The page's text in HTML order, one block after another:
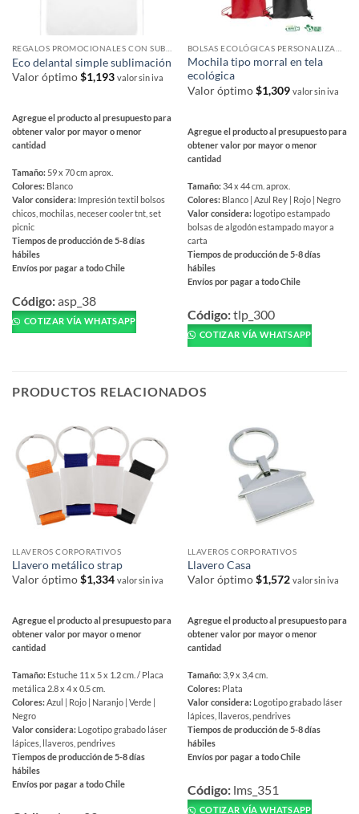
REGALOS PROMOCIONALES CON SUBLIMACIÓN
Eco delantal simple sublimación
Valor óptimo$1,193 valor sin iva
Agregue el producto al presupuesto para
obtener valor por mayor o menor
cantidad
Tamaño: 59 x 70 cm aprox.
Colores: Blanco
Valor considera: Impresión textil bolsos
chicos, mochilas, neceser cooler tnt, set
picnic
Tiempos de producción de 5-8 días
hábiles
Envíos por pagar a todo Chile
producto
tiene
múltiples
se
elegir
en
la
página
producto
Código:asp_38
COTIZAR VÍA WHATSAPP
BOLSAS ECOLÓGICAS PERSONALIZADAS
Mochila tipo morral en tela
ecológica
Valor óptimo$1,309 valor sin iva
Agregue el producto al presupuesto para
obtener valor por mayor o menor
cantidad
Tamaño: 34 x 44 cm. aprox.
Colores: Blanco | Azul Rey | Rojo | Negro
Valor considera: logotipo estampado
bolsas de algodón estampado mayor a
carta
Tiempos de producción de 5-8 días
hábiles
Envíos por pagar a todo Chile
producto
tiene
múltiples
opciones
Código:tlp_300
COTIZAR VÍA WHATSAPP
PRODUCTOS RELACIONADOS
LLAVEROS CORPORATIVOS
Llavero metálico strap
Valor óptimo$1,334 valor sin iva
Agregue el producto al presupuesto para
obtener valor por mayor o menor
cantidad
Tamaño: Estuche 11 x 5 x 1.2 cm. / Placa
metálica 2.8 x 4 x 0.5 cm.
Colores:Azul | Rojo | Naranjo | Verde |
Negro
Valor considera: Logotipo grabado láser
lápices, llaveros, pendrives
Tiempos de producción de 5-8 días
hábiles
Envíos por pagar a todo Chile
LLAVEROS CORPORATIVOS
Llavero Casa
Valor óptimo$1,572 valor sin iva
Agregue el producto al presupuesto para
obtener valor por mayor o menor
cantidad
Tamaño:3,9 x 3,4 cm.
Colores: Plata
Valor considera: Logotipo grabado láser
lápices, llaveros, pendrives
Tiempos de producción de 5-8 días
hábiles
Envíos por pagar a todo Chile
producto
tiene
Código: lms_351
COTIZAR VÍA WHATSAPP